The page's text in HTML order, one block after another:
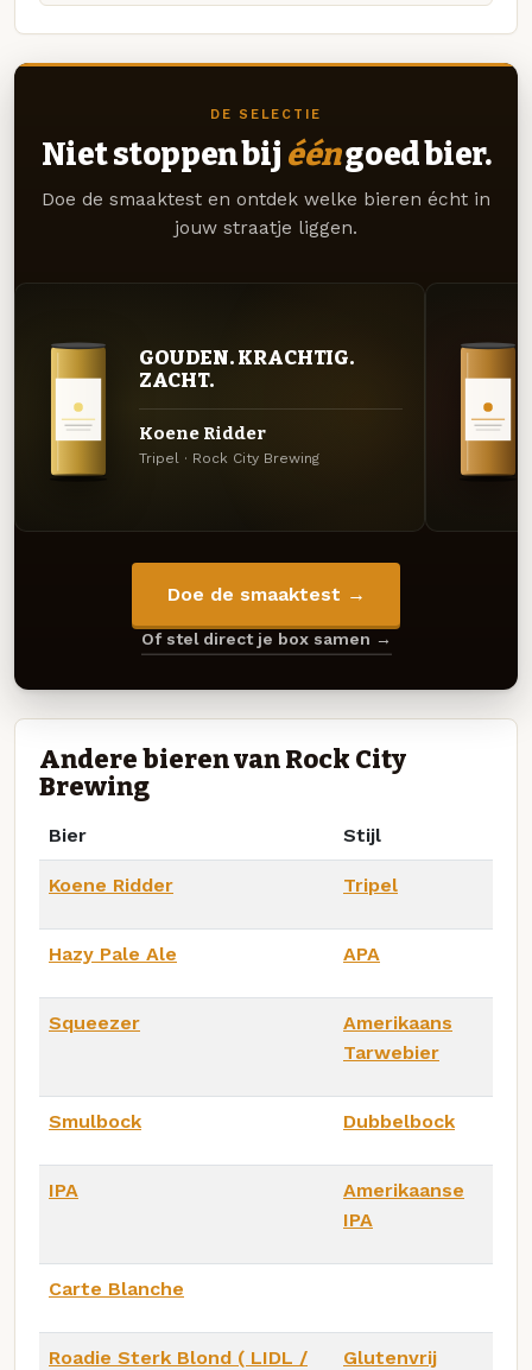
DE SELECTIE
Niet stoppen bij ééngoed bier.
Doe de smaaktest en ontdek welke bieren écht in
jouw straatje liggen.
GOUDEN. KRACHTIG.
ZACHT.
Koene Ridder
Tripel · Rock City Brewing
Doe de smaaktest →
Of stel direct je box samen →
Andere bieren van Rock City
Brewing
Bier Stijl
Koene Ridder Tripel
Hazy Pale Ale APA
Squeezer
Amerikaans
Tarwebier
Smulbock Dubbelbock
IPA
Amerikaanse
IPA
Carte Blanche
Roadie Sterk Blond ( LIDL /
Glutenvrij